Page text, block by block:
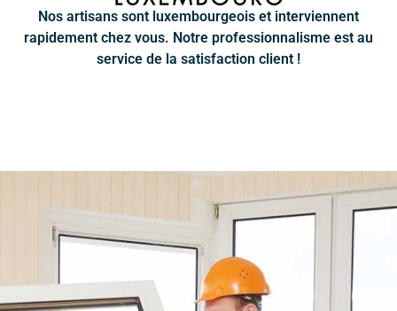
Nos artisans sont luxembourgeois et interviennent
rapidement chez vous. Notre professionnalisme est au
service de la satisfaction client !